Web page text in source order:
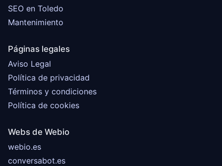
SEO en Toledo
Mantenimiento
Páginas legales
Aviso Legal
Política de privacidad
Términos y condiciones
Política de cookies
Webs de Webio
webio.es
conversabot.es